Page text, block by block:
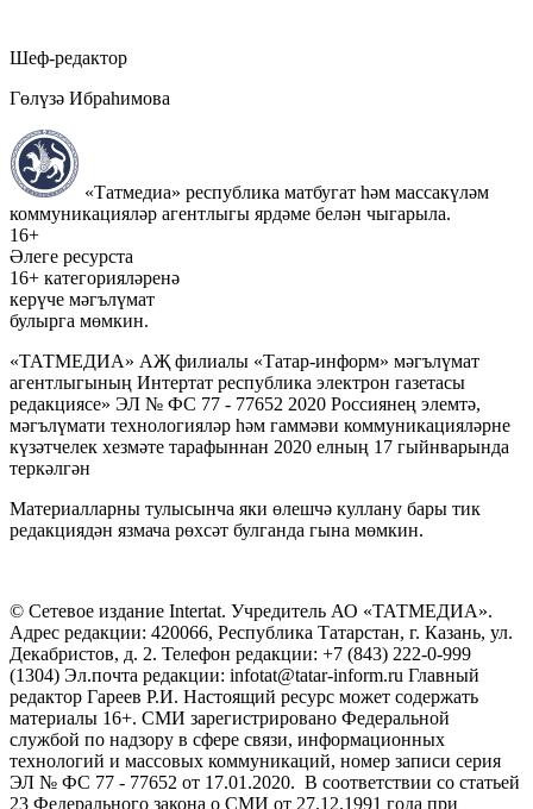
Шеф-редактор
Гөлүзә Ибраһимова
«Татмедиа» республика матбугат һәм массакүләм
коммуникацияләр агентлыгы ярдәме белән чыгарыла.
16+
Әлеге ресурста
16+ категорияләренә
керүче мәгълүмат
булырга мөмкин.
«ТАТМЕДИА» АҖ филиалы «Татар-информ» мәгълүмат
агентлыгының Интертат республика электрон газетасы
редакциясе» ЭЛ № ФС 77 - 77652 2020 Россиянең элемтә,
мәгълүмати технологияләр һәм гаммәви коммуникацияләрне
күзәтчелек хезмәте тарафыннан 2020 елның 17 гыйнварында
теркәлгән
Материалларны тулысынча яки өлешчә куллану бары тик
редакциядән язмача рөхсәт булганда гына мөмкин.
© Сетевое издание Intertat. Учредитель АО «ТАТМЕДИА».
Адрес редакции: 420066, Республика Татарстан, г. Казань, ул.
Декабристов, д. 2. Телефон редакции: +7 (843) 222-0-999
(1304) Эл.почта редакции: infotat@tatar-inform.ru Главный
редактор Гареев Р.И. Настоящий ресурс может содержать
материалы 16+. СМИ зарегистрировано Федеральной
службой по надзору в сфере связи, информационных
технологий и массовых коммуникаций, номер записи серия
ЭЛ № ФС 77 - 77652 от 17.01.2020. В соответствии со статьей
23 Федерального закона о СМИ от 27.12.1991 года при